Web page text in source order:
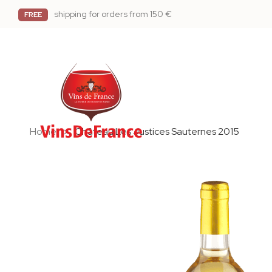
FREE shipping for orders from 150 €
Home Château Les Justices Sauternes 2015